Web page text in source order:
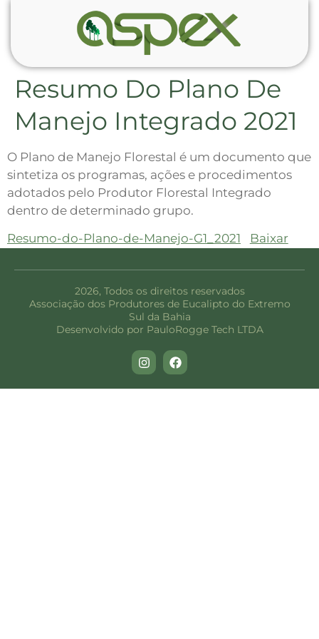
Resumo Do Plano De
Manejo Integrado 2021
O Plano de Manejo Florestal é um documento que
sintetiza os programas, ações e procedimentos
adotados pelo Produtor Florestal Integrado
dentro de determinado grupo.
Resumo-do-Plano-de-Manejo-G1_2021
Baixar
2026, Todos os direitos reservados
Associação dos Produtores de Eucalipto do Extremo
Sul da Bahia
Desenvolvido por PauloRogge Tech LTDA